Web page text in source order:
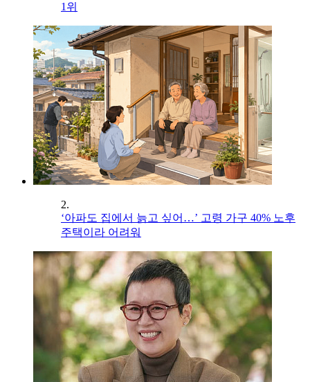
1위
2.
‘아파도 집에서 늙고 싶어…’ 고령 가구 40% 노후
주택이라 어려워